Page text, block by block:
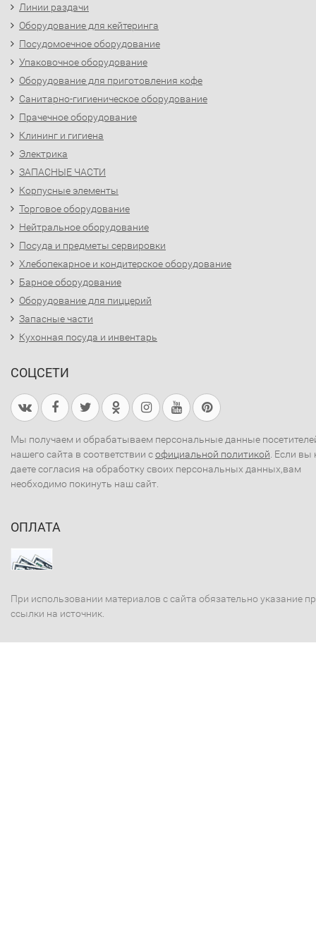
Линии раздачи
Оборудование для кейтеринга
Посудомоечное оборудование
Упаковочное оборудование
Оборудование для приготовления кофе
Санитарно-гигиеническое оборудование
Прачечное оборудование
Клининг и гигиена
Электрика
ЗАПАСНЫЕ ЧАСТИ
Корпусные элементы
Торговое оборудование
Нейтральное оборудование
Посуда и предметы сервировки
Хлебопекарное и кондитерское оборудование
Барное оборудование
Оборудование для пиццерий
Запасные части
Кухонная посуда и инвентарь
СОЦСЕТИ
Мы получаем и обрабатываем персональные данные
нашего сайта в соответствии софициальной политикой . Если вы
даете согласия на обработку своих персональных данных,вам
необходимо покинуть наш сайт.
ОПЛАТА
При использовании материалов с сайта обязательно указание
ссылки на источник.